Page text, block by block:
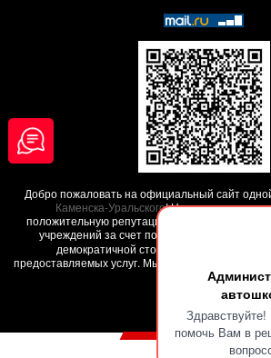
помочь Вам в
Добро пожаловать на официальный сайт
Каменска-Уральского! Наша автошкола
положительную репутацию среди других
учреждений за счет положительных
демократичной стоимости обучения и
предоставляемых услуг. Мы поможем вам
и качественно !